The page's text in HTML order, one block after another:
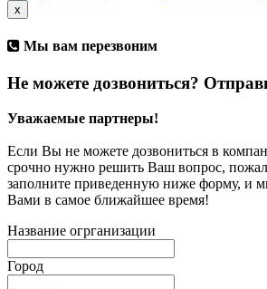
x
Мы вам перезвоним
Не можете дозвониться?
Уважаемые партнеры!
Если Вы не можете дозвониться в
срочно нужно решить Ваш вопрос,
заполните приведенную ниже форму, и
Вами в самое ближайшее время!
Название огрганизации
Город